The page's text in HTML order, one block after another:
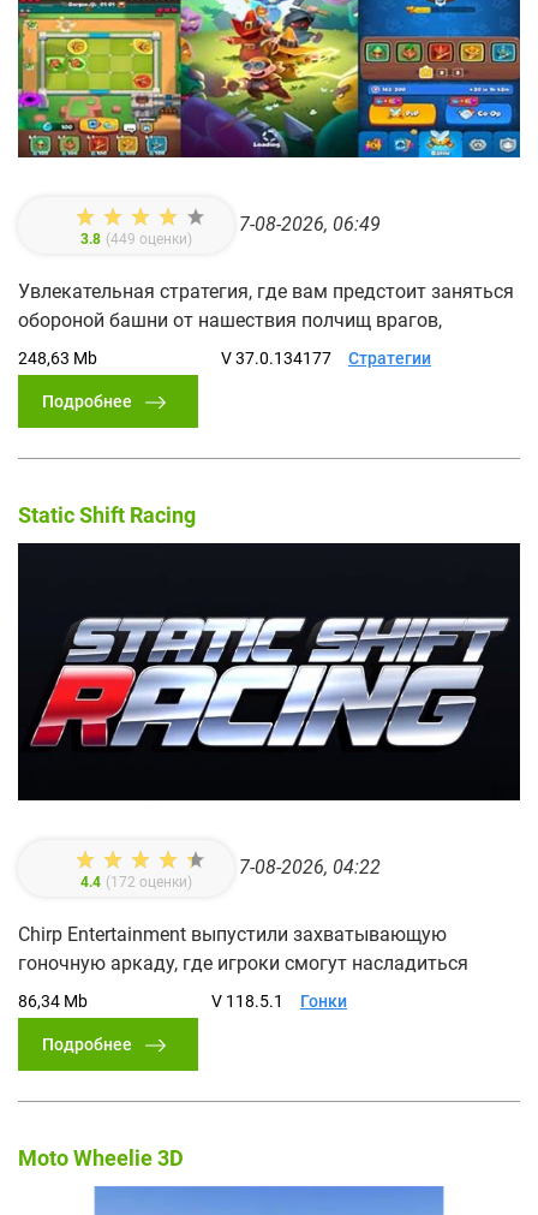
3.8 (449 оценки)
7-08-2026, 06:49
Увлекательная стратегия, где вам предстоит заняться
обороной башни от нашествия полчищ врагов,
248,63 Mb V 37.0.134177 Стратегии
Подробнее
Static Shift Racing
4.4 (172 оценки)
7-08-2026, 04:22
Chirp Entertainment выпустили захватывающую
гоночную аркаду, где игроки смогут насладиться
86,34 Mb V 118.5.1 Гонки
Подробнее
Moto Wheelie 3D